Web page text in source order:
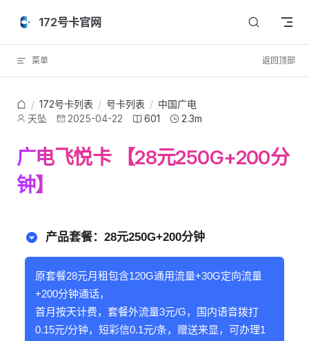
Skip to content
172号卡官网
菜单 返回顶部
/ 172号卡列表 / 号卡列表 / 中国广电
天坠
2025-04-22 601 2.3m
广电飞悦卡 【28元250G+200分
钟】
产品套餐：28元250G+200分钟
原套餐28元月租包含120G通用流量+30G定向流量
+200分钟通话，
首月按天计费，套餐外流量3元/G，国内语音拨打
0.15元/分钟，短彩信0.1元/条，赠送来显，可办理1